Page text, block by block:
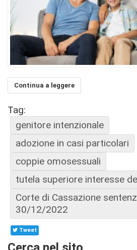
Continua a leggere
Tag:
genitore intenzionale
adozione in casi particolari
coppie omosessuali
tutela superiore interesse
Corte di Cassazione
30/12/2022
Tweet